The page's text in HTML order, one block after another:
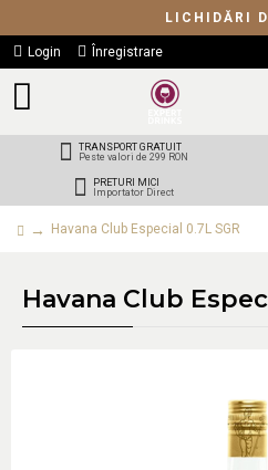
LICHIDĂRI
Login Înregistrare
TRANSPORT GRATUIT
Peste valori de 299 RON
PRETURI MICI
Importator Direct
Havana Club Especial 0.7L SGR
Havana Club